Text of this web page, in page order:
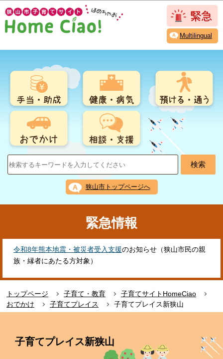
の
ペ
ジ
このページの本文へ移動
Multilingual
狭山市トップページへ
緊急情報
令和8年熊本地震・被災者受入支援のお知らせ（狭山市民の親
族・縁者にあたる方対象）
トップページ 子育て・教育
子育てサイトHomeCiao
おでかけ
子育てプレイス
子育てプレイス新狭山
子育てプレイス新狭山